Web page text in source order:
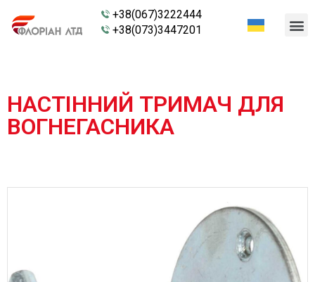
+38(067)3222444
+38(073)3447201
НАСТІННИЙ ТРИМАЧ ДЛЯ
ВОГНЕГАСНИКА